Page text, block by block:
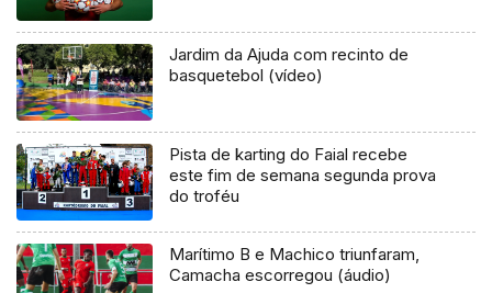
Jardim da Ajuda com recinto de
basquetebol (vídeo)
Pista de karting do Faial recebe
este fim de semana segunda prova
do troféu
Marítimo B e Machico triunfaram,
Camacha escorregou (áudio)